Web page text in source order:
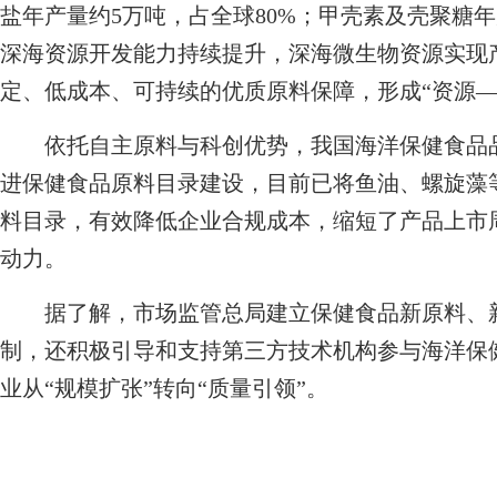
盐年产量约5万吨，占全球80%；甲壳素及壳聚糖
深海资源开发能力持续提升，深海微生物资源实
定、低成本、可持续的优质原料保障，形成“资
依托自主原料与科创优势，我国海洋保健食品
进保健食品原料目录建设，目前已将鱼油、螺旋
料目录，有效降低企业合规成本，缩短了产品上
动力。
据了解，市场监管总局建立保健食品新原料、
制，还积极引导和支持第三方技术机构参与海洋
业从“规模扩张”转向“质量引领”。